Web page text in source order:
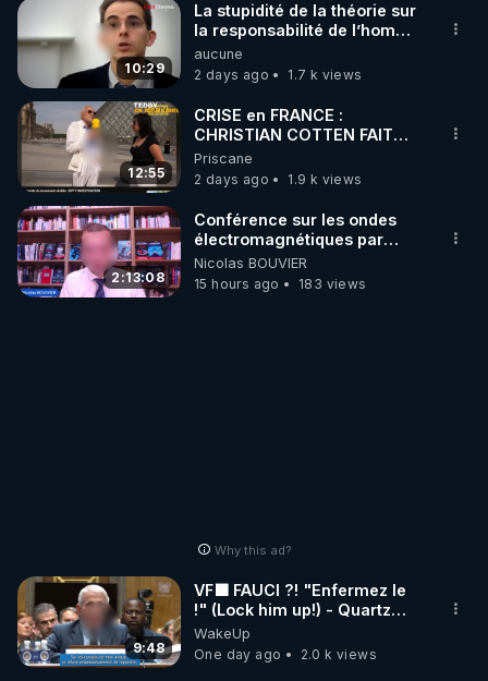
10:29
La stupidité de la théorie sur
la responsabilité de l’homme
concernant le dioxyde de
carbone.
aucune
2 days ago
1.7 k views
12:55
CRISE en FRANCE :
CHRISTIAN COTTEN FAIT
une étrange découverte
Priscane
2 days ago
1.9 k views
2:13:08
Conférence sur les ondes
électromagnétiques par
Grégoire Caustru et Bart de
Wever !
Nicolas BOUVIER
15 hours ago
183 views
Why this ad?
9:48
VF🟩 FAUCI ?! "Enfermez le
!" (Lock him up!) - Quartz
Traduction
WakeUp
One day ago
2.0 k views